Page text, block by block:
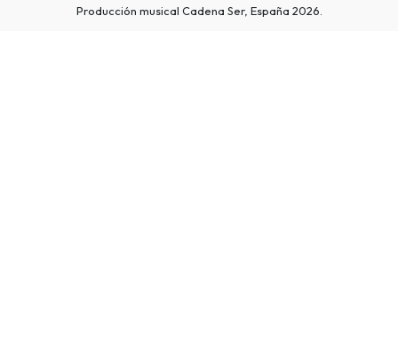
Producción musical Cadena Ser, España 2026.